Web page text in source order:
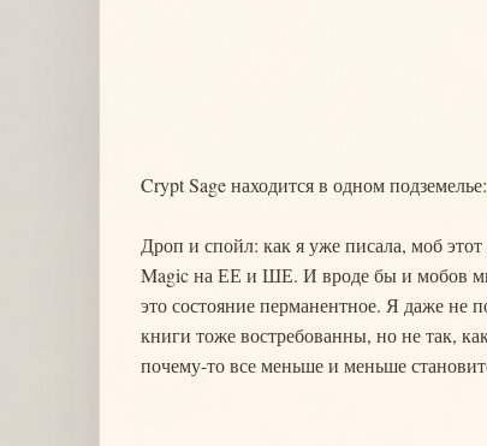
Crypt Sage находится в одном подземелье:
Дроп и спойл: как я уже писала, моб
Magic на ЕЕ и ШЕ. И вроде бы и мобов
это состояние перманентное. Я даже не
книги тоже востребованны, но не так,
почему-то все меньше и меньше